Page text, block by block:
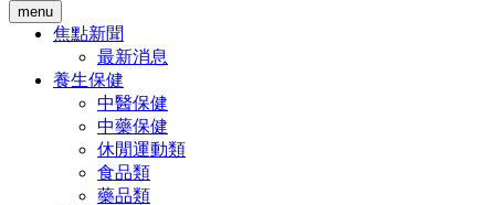
menu
焦點新聞
最新消息
養生保健
中醫保健
中藥保健
休閒運動類
食品類
藥品類